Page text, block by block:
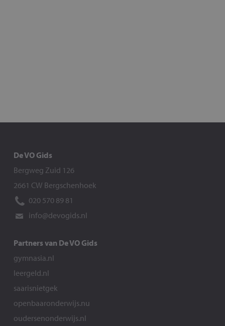
De VO Gids
Bergweg Zuid 126
2661 CW Bergschenhoek
020 570 89 81
info@devogids.nl
Partners van De VO Gids
gymnasia.nl
leergeld.nl
saarisnietgek
openbaaronderwijs.nu
oudersenonderwijs.nl